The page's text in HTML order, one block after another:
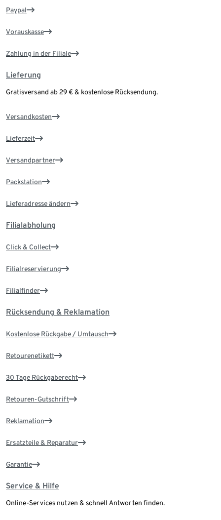
Paypal
Vorauskasse
Zahlung in der Filiale
Lieferung
Gratisversand ab 29 € & kostenlose Rücksendung.
Versandkosten
Lieferzeit
Versandpartner
Packstation
Lieferadresse ändern
Filialabholung
Click & Collect
Filialreservierung
Filialfinder
Rücksendung & Reklamation
Kostenlose Rückgabe / Umtausch
Retourenetikett
30 Tage Rückgaberecht
Retouren-Gutschrift
Reklamation
Ersatzteile & Reparatur
Garantie
Service & Hilfe
Online-Services nutzen & schnell Antworten finden.